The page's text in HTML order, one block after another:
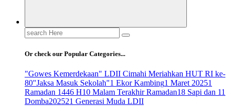
Search
for:
Or check our Popular Categories...
"Gowes Kemerdekaan" LDII Cimahi Meriahkan HUT RI ke-
80"Jaksa Masuk Sekolah"1 Ekor Kambing1 Maret 20251
Ramadan 1446 H10 Malam Terakhir Ramadan18 Sapi dan 11
Domba202521 Generasi Muda LDII